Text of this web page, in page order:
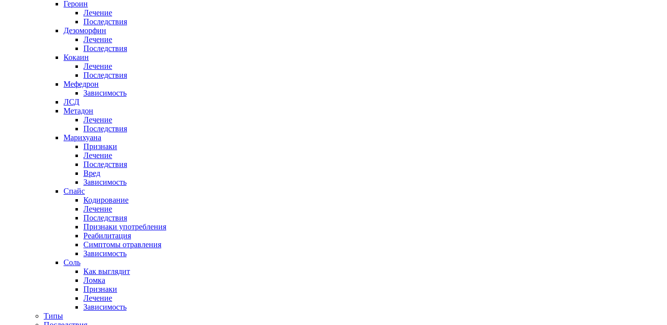
Героин
Лечение
Последствия
Дезоморфин
Лечение
Последствия
Кокаин
Лечение
Последствия
Мефедрон
Зависимость
ЛСД
Метадон
Лечение
Последствия
Марихуана
Признаки
Лечение
Последствия
Вред
Зависимость
Спайс
Кодирование
Лечение
Последствия
Признаки употребления
Реабилитация
Симптомы отравления
Зависимость
Соль
Как выглядит
Ломка
Признаки
Лечение
Зависимость
Типы